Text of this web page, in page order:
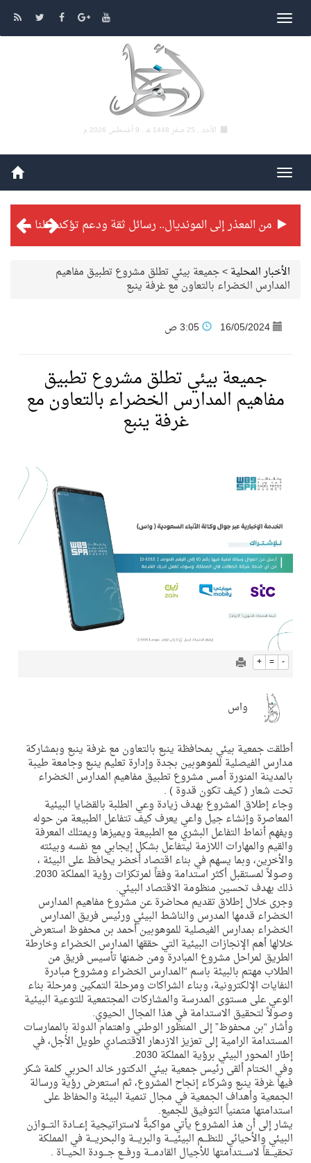
الأحد , 25 صفر 1448 هـ , 9 أغسطس 2026 م
من المعذر إلى المونديال.. رسائل ثقة ودعم تؤكد: كلنا مع الأخضر
سيل الخير يروي ملاعب الكوكب
كأس العالم للرياضات الإلكترونية شاهد على ريادة المملكة والنهضة الشاملة فيها
الأخبار المحلية>جميعة بيئي تطلق مشروع تطبيق مفاهيم
المدارس الخضراء بالتعاون مع غرفة ينبع
16/05/2024
جميعة بيئي تطلق مشروع تطبيق
مفاهيم المدارس الخضراء بالتعاون مع
غرفة ينبع
+ = -
واس
أطلقت جمعية بيئي بمحافظة ينبع بالتعاون مع غرفة ينبع وبمشاركة
مدارس الفيصلية للموهوبين بجدة وإدارة تعليم ينبع وجامعة طيبة
بالمدينة المنورة أمس مشروع تطبيق مفاهيم المدارس الخضراء
تحت شعار ( كيف تكون قدوة ) .
وجاء إطلاق المشروع بهدف زيادة وعي الطلبة بالقضايا البيئية
المعاصرة وإنشاء جيل واعي يعرف كيف تتفاعل الطبيعة من حوله
ويفهم أنماط التفاعل البشري مع الطبيعة ويميزها ويمتلك المعرفة
والقيم والمهارات اللازمة ليتفاعل بشكل إيجابي مع نفسه وبيئته
والأخرين، وبما يسهم في بناء اقتصاد أخضر يحافظ على البيئة ،
وصولاً لمستقبل أكثر استدامة وفقاً لمرتكزات رؤية المملكة 2030.
ذلك بهدف تحسين منظومة الاقتصاد البيئي.
وجرى خلال إطلاق تقديم محاضرة عن مشروع مفاهيم المدارس
الخضراء قدمها المدرس والناشط البيئي ورئيس فريق المدارس
الخضراء بمدارس الفيصلية للموهوبين أحمد بن محفوظ استعرض
خلالها أهم الإنجازات البيئية التي حققها المدارس الخضراء وخارطة
الطريق لمراحل مشروع المبادرة ومن ضمنها تأسيس فريق من
الطلاب مهتم بالبيئة باسم “المدارس الخضراء ومشروع مبادرة
النفايات الإلكترونية، وبناء الشراكات ومرحلة التمكين ومرحلة بناء
الوعي على مستوى المدرسة والمشاركات المجتمعية للتوعية البيئية
وصولاً لتحقيق الاستدامة في هذا المجال الحيوي.
وأشار “بن محفوظ” إلى المنظور الوطني واهتمام الدولة بالممارسات
المستدامة الرامية إلى تعزيز الازدهار الاقتصادي طويل الأجل، في
إطار المحور البيئي برؤية المملكة 2030.
وفي الختام ألقى رئيس جمعية بيئي الدكتور خالد الحربي كلمة شكر
فيها غرفة ينبع وشركاء إنجاح المشروع، ثم استعرض رؤية ورسالة
الجمعية وأهداف الجمعية في مجال تنمية البيئة والحفاظ على
استدامتها متمنياً التوفيق للجميع.
يشار إلى أن هذ المشروع يأتي مواكبةً لاستراتيجية إعـــادة التـــوازن
البيئي والأحيائي للنظـــم البيئيـــة والبريـــة والبحريـــة في المملكة
تحقيـــقاً لاســـتدامتها للأجيال القادمـــة ورفـــع جـــودة الحيـــاة .